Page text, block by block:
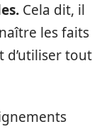
Cela dit, il
les faits
d’utiliser tout